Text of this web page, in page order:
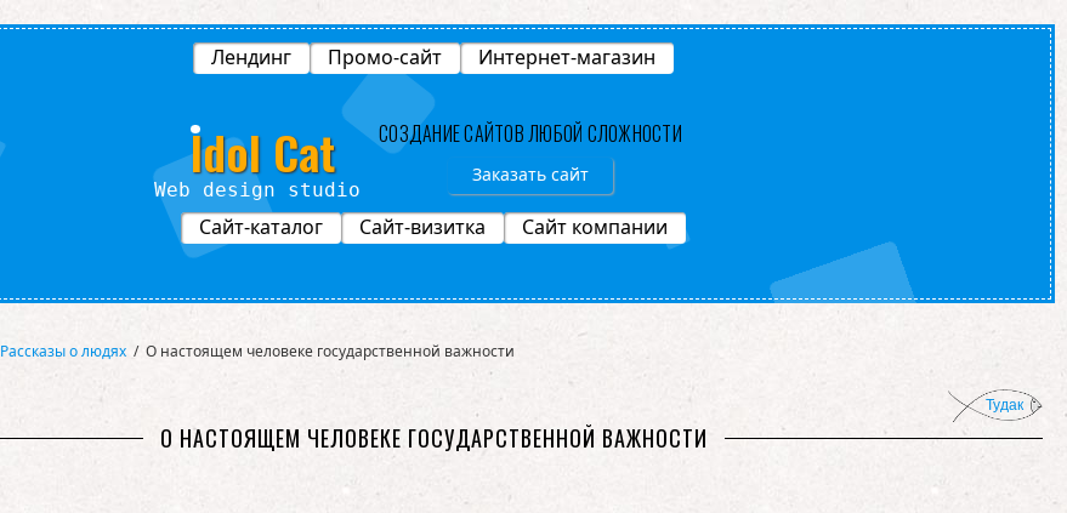
Лендинг Промо-сайт Интернет-магазин
Idol Cat
Web design studio
СОЗДАНИЕ САЙТОВ ЛЮБОЙ СЛОЖНОСТИ
Заказать сайт
Сайт-каталог Сайт-визитка Сайт компании
Рассказы о людях / О настоящем человеке государственной важности
Тудак
О НАСТОЯЩЕМ ЧЕЛОВЕКЕ ГОСУДАРСТВЕННОЙ ВАЖНОСТИ